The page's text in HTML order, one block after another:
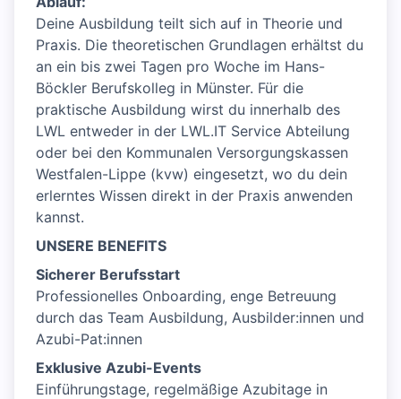
Deine Ausbildung teilt sich auf in Theorie und
Praxis. Die theoretischen Grundlagen erhältst du
an ein bis zwei Tagen pro Woche im Hans-
Böckler Berufskolleg in Münster. Für die
praktische Ausbildung wirst du innerhalb des
LWL entweder in der LWL.IT Service Abteilung
oder bei den Kommunalen Versorgungskassen
Westfalen-Lippe (kvw) eingesetzt, wo du dein
erlerntes Wissen direkt in der Praxis anwenden
kannst.
UNSERE BENEFITS
Sicherer Berufsstart
Professionelles Onboarding, enge Betreuung
durch das Team Ausbildung, Ausbilder:innen und
Azubi-Pat:innen
Exklusive Azubi-Events
Einführungstage, regelmäßige Azubitage in